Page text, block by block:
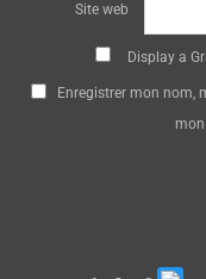
Site web
Display a
Enregistrer mon nom,